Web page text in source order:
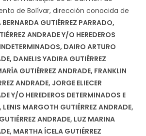
de Bolívar, dirección conocida de
GUTIÉRREZ PARRADO,
ANDRADE Y/O HEREDEROS
DAIRO ARTURO
DANELIS YADIRA GUTIÉRREZ
GUTIÉRREZ ANDRADE, FRANKLIN
ANDRADE, JORGE ELIECER
Y/O HEREDEROS DETERMINADOS E
MARGOTH GUTIÉRREZ ANDRADE,
ANDRADE, LUZ MARINA
MARTHA ÍCELA GUTIÉRREZ